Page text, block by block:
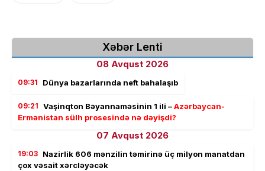
Xəbər Lenti
08 Avqust 2026
09:31 Dünya bazarlarında neft bahalaşıb
09:21 Vaşinqton Bəyannaməsinin 1 ili –Azərbaycan-
Ermənistan sülh prosesində nə dəyişdi?
07 Avqust 2026
19:03 Nazirlik 606 mənzilin təmirinə üç milyon manatdan
çox vəsait xərcləyəcək